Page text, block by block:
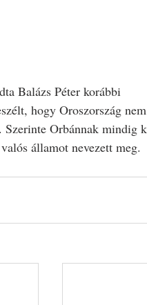
Balázs Péter korábbi
hogy Oroszország
Szerinte Orbánnak mindig
államot nevezett meg.